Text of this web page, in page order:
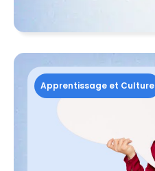
Apprentissage et Culture